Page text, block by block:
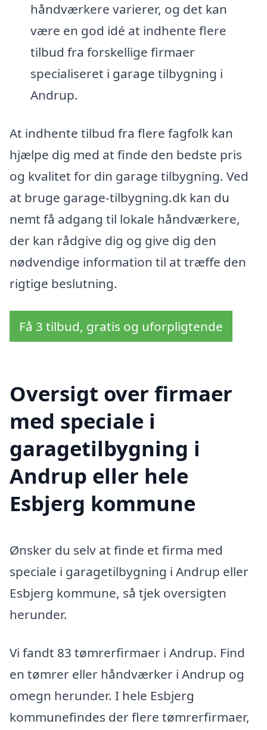
håndværkere varierer, og det kan
være en god idé at indhente flere
tilbud fra forskellige firmaer
specialiseret i garage tilbygning i
Andrup.
At indhente tilbud fra flere fagfolk kan
hjælpe dig med at finde den bedste pris
og kvalitet for din garage tilbygning. Ved
at bruge garage-tilbygning.dk kan du
nemt få adgang til lokale håndværkere,
der kan rådgive dig og give dig den
nødvendige information til at træffe den
rigtige beslutning.
Få 3 tilbud, gratis og uforpligtende
Oversigt over firmaer
med speciale i
garagetilbygning i
Andrup eller hele
Esbjerg kommune
Ønsker du selv at finde et firma med
speciale i garagetilbygning i Andrup eller
Esbjerg kommune, så tjek oversigten
herunder.
Vi fandt 83 tømrerfirmaer i Andrup. Find
en tømrer eller håndværker i Andrup og
omegn herunder. I hele Esbjerg
kommunefindes der flere tømrerfirmaer,